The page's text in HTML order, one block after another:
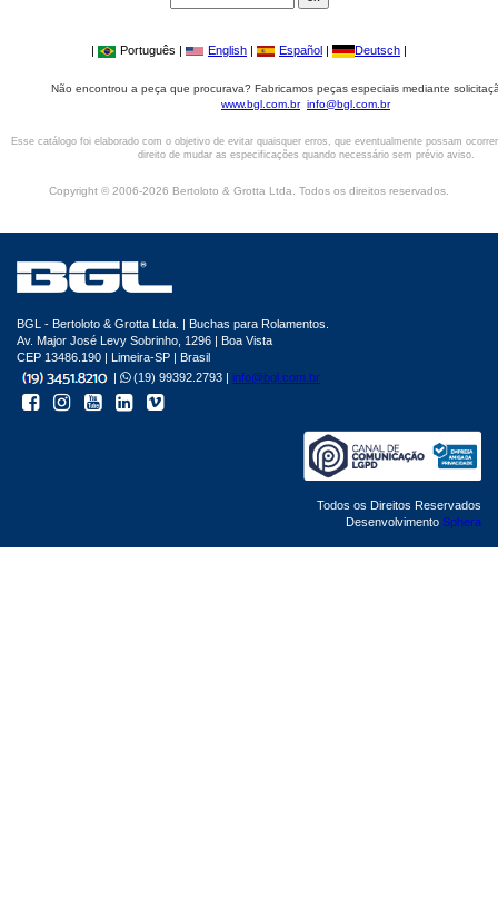
| Português | English | Español | Deutsch |
Não encontrou a peça que procurava? Fabricamos peças especiais mediante
www.bgl.com.br info@bgl.com.br
Esse catálogo foi elaborado com o objetivo de evitar quaisquer erros, que eventualmente possam
direito de mudar as especificações quando necessário sem prévio aviso.
Copyright © 2006-2026 Bertoloto & Grotta Ltda. Todos os direitos reservados.
BGL - Bertoloto & Grotta Ltda. | Buchas para Rolamentos.
Av. Major José Levy Sobrinho, 1296 | Boa Vista
CEP 13486.190 | Limeira-SP | Brasil
|
(19) 99392.2793 | info@bgl.com.br
Todos os Direitos Reservados
Desenvolvimento Sphera